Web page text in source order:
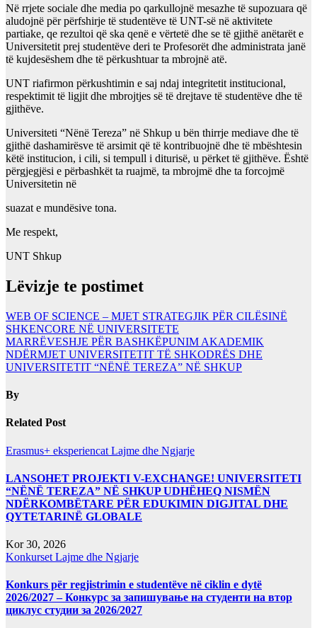
Në rrjete sociale dhe media po qarkullojnë mesazhe të supozuara që
aludojnë për përfshirje të studentëve të UNT-së në aktivitete
partiake, qe rezultoi që ska qenë e vërtetë dhe se të gjithë anëtarët e
Universitetit prej studentëve deri te Profesorët dhe administrata janë
të kujdesëshem dhe të përkushtuar ta mbrojnë atë.
UNT riafirmon përkushtimin e saj ndaj integritetit institucional,
respektimit të ligjit dhe mbrojtjes së të drejtave të studentëve dhe të
gjithëve.
Universiteti “Nënë Tereza” në Shkup u bën thirrje mediave dhe të
gjithë dashamirësve të arsimit që të kontribuojnë dhe të mbështesin
këtë institucion, i cili, si tempull i diturisë, u përket të gjithëve. Është
përgjegjësi e përbashkët ta ruajmë, ta mbrojmë dhe ta forcojmë
Universitetin në
suazat e mundësive tona.
Me respekt,
UNT Shkup
Lëvizje te postimet
WEB OF SCIENCE – MJET STRATEGJIK PËR CILËSINË
SHKENCORE NË UNIVERSITETE
MARRËVESHJE PËR BASHKËPUNIM AKADEMIK
NDËRMJET UNIVERSITETIT TË SHKODRËS DHE
UNIVERSITETIT “NËNË TEREZA” NË SHKUP
By
Related Post
Erasmus+ eksperiencat Lajme dhe Ngjarje
LANSOHET PROJEKTI V-EXCHANGE! UNIVERSITETI
“NËNË TEREZA” NË SHKUP UDHËHEQ NISMËN
NDËRKOMBËTARE PËR EDUKIMIN DIGJITAL DHE
QYTETARINË GLOBALE
Kor 30, 2026
Konkurset Lajme dhe Ngjarje
Konkurs për regjistrimin e studentëve në ciklin e dytë
2026/2027 – Конкурс за запишување на студенти на втор
циклус студии за 2026/2027